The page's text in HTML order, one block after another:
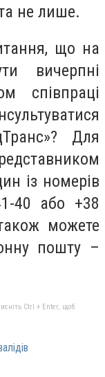
не лише.
що на
вичерпні
співпраці
Для
із номерів
40 або +38
можете
пошту –
Ctrl + Enter, щоб